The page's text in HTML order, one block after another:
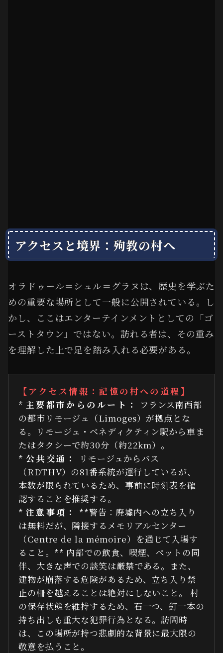
アクセスと境界：殉教の村へ
オラドゥール＝シュル＝グラヌは、歴史を学ぶた
めの重要な場所として一般に公開されている。し
かし、ここはエンターテインメントとしての「ゴ
ーストタウン」ではない。訪れる者は、その重み
を理解した上で足を踏み入れる必要がある。
【アクセス情報：記憶の村への道程】
* 主要都市からのルート：
フランス南西部
の都市リモージュ（Limoges）が拠点とな
る。リモージュ・ベネディクティン駅から車ま
たはタクシーで約30分（約22km）。
* 公共交通：
リモージュからバス
（RDTHV）の81番系統が運行しているが、
本数が限られているため、事前に時刻表を確
認することを推奨する。
* 注意事項：
**警告：廃墟内への立ち入り
は無料だが、隣接するメモリアルセンター
（Centre de la mémoire）を通じて入場す
ること。** 内部での飲食、喫煙、ペットの同
伴、大きな声での談笑は厳禁である。また、
建物が崩落する危険があるため、立ち入り禁
止の柵を越えることは絶対にしないこと。 村
の保存状態を維持するため、石一つ、釘一本の
持ち出しも重大な犯罪行為となる。訪問時
は、この場所が持つ悲劇的な背景に最大限の
敬意を払うこと。